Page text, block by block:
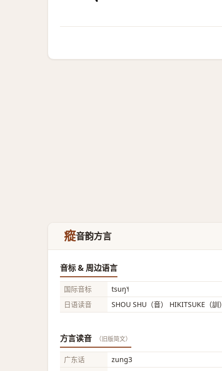
瘲音韵方言
音标 & 周边语言
国际音标
tsuŋ˥˧
日语读音
SHOU SHU（音） HIKITSUKE（訓
方言读音 （旧版简文）
广东话
zung3